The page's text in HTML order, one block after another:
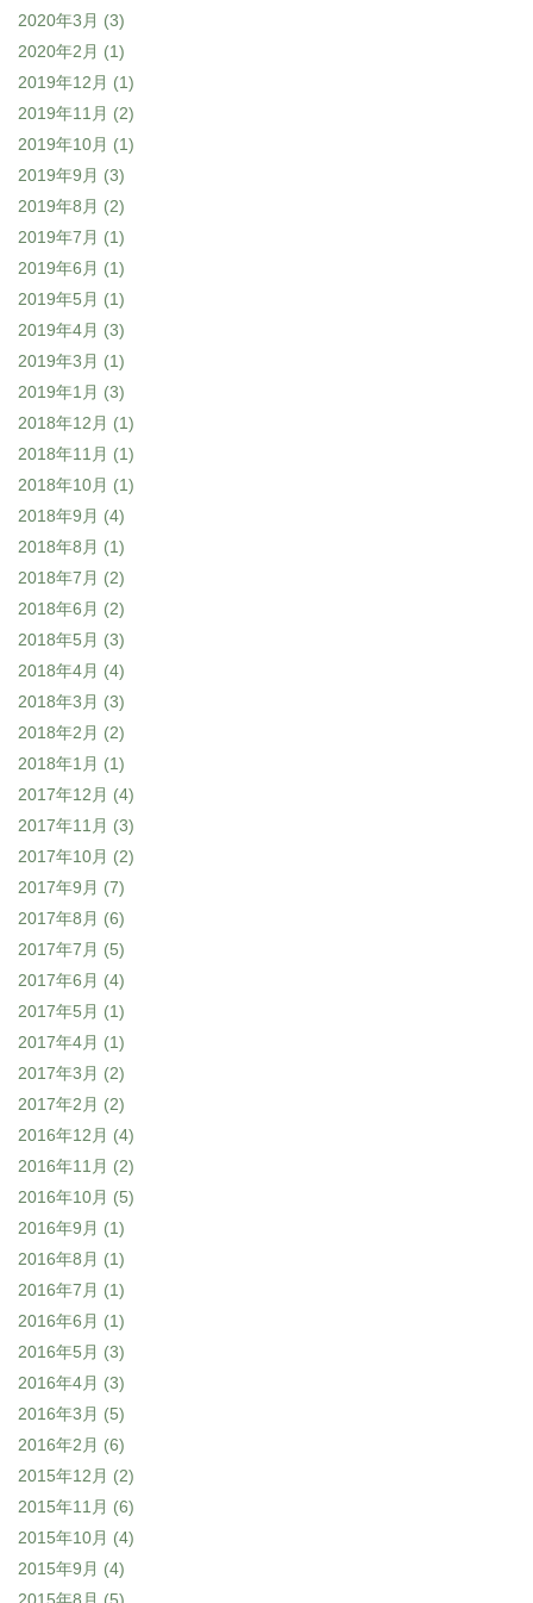
2020年3月 (3)
2020年2月 (1)
2019年12月 (1)
2019年11月 (2)
2019年10月 (1)
2019年9月 (3)
2019年8月 (2)
2019年7月 (1)
2019年6月 (1)
2019年5月 (1)
2019年4月 (3)
2019年3月 (1)
2019年1月 (3)
2018年12月 (1)
2018年11月 (1)
2018年10月 (1)
2018年9月 (4)
2018年8月 (1)
2018年7月 (2)
2018年6月 (2)
2018年5月 (3)
2018年4月 (4)
2018年3月 (3)
2018年2月 (2)
2018年1月 (1)
2017年12月 (4)
2017年11月 (3)
2017年10月 (2)
2017年9月 (7)
2017年8月 (6)
2017年7月 (5)
2017年6月 (4)
2017年5月 (1)
2017年4月 (1)
2017年3月 (2)
2017年2月 (2)
2016年12月 (4)
2016年11月 (2)
2016年10月 (5)
2016年9月 (1)
2016年8月 (1)
2016年7月 (1)
2016年6月 (1)
2016年5月 (3)
2016年4月 (3)
2016年3月 (5)
2016年2月 (6)
2015年12月 (2)
2015年11月 (6)
2015年10月 (4)
2015年9月 (4)